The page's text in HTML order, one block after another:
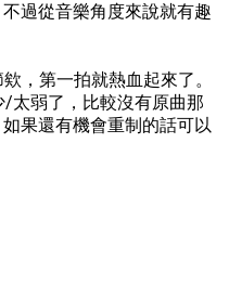
過從音樂角度來說就有趣
，第一拍就熱血起來了。
太弱了，比較沒有原曲那
果還有機會重制的話可以